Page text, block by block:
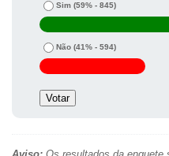
Sim (59% - 845)
Não (41% - 594)